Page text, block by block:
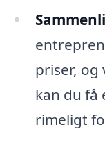
priser,
kan du få
rimeligt